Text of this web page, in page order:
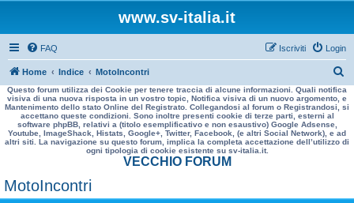
www.sv-italia.it
FAQ Login
Iscriviti
Home Indice MotoIncontri
e
r
a
Questo forum utilizza dei Cookie per tenere traccia di alcune informazioni. Quali notifica
visiva di una nuova risposta in un vostro topic, Notifica visiva di un nuovo argomento, e
Mantenimento dello stato Online del Registrato. Collegandosi al forum o Registrandosi, si
accettano queste condizioni. Sono inoltre presenti cookie di terze parti, esterni al
software phpBB, relativi a (titolo esemplificativo e non esaustivo) Google Adsense,
Youtube, ImageShack, Histats, Google+, Twitter, Facebook, (e altri Social Network), e ad
altri siti. La navigazione su questo forum, implica la completa accettazione dell’utilizzo di
ogni tipologia di cookie esistente su sv-italia.it.
VECCHIO FORUM
MotoIncontri